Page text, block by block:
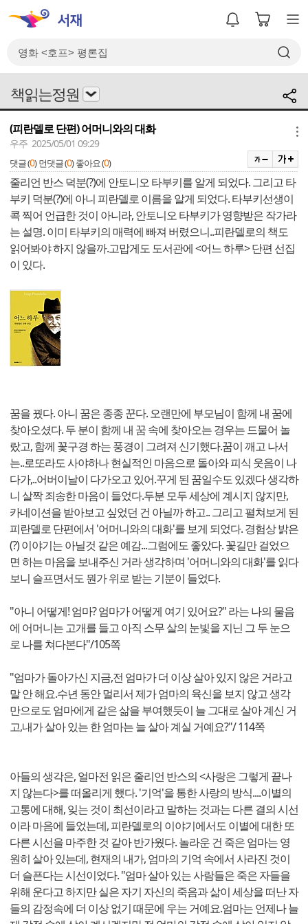
책읽는정원
(피란델로 단편) 어머니와의 대화
우주 2025/05/01 09:29
댓글 (0) 먼댓글 (0) 좋아요 (0)
줄리언 반스 덕분(?)에 안토니오 타부키를 알게 되었다. 그리고 타
부키 덕분(?)에 아니 피란델로 이름을 알게 되었다. 타부키선생이
콕 찍어 언급한 것이 아니라, 안토니오 타부키가 영향받은 작가라
는 설명. 이미 타부키의 매력에 빠져 버렸으니..피란델로의 책도
읽어봐야 하지 않을까.고맙게도 도서관에 <어느 하루> 단편 선집
이 있다.
꿈을 꿨다. 아니 꿈은 종종 꾼다. 오랜만에 부모님이 함께 내 꿈에
찾아오셨다. 두 분이 함께 내 꿈 속에 찾아오는 경우는 드물어 놀
랐고, 함께 꽃구경 하는 풍경이 그려져 신기했다.꿈이 깨고 나서
는..로또라도 사야하나 현실적인 마음으로 돌아와 피식 웃음이 나
다가,..어버이날이 다가오고 있어.꾸게 된 꿈일수도 있겠다 생각하
니 살짝 죄송한 마음이 들었다.두분 모두 세상에 계시지 않지만,
카네이션을 받아보고 싶었던 건 아닐까 하고.. 그리고 펼쳐보게 된
피란델로 단편에서 '어머니와의 대화'를 보게 되었다. 경험상 밝은
(?) 이야기는 아닐것 같은 예감...그럼에도 좋았다. 꽃길만 걸었으
면 하는 마음을 보내주신 거라 생각하며 '어머니와의 대화'를 읽다
보니 슬프면서도 뭔가 위로 받는 기분이 들었다.
"아니 어떻게! 엄마? 엄마가 어떻게 여기 있어요?" 라는 나의 물음
에 어머니는 고개를 들고 아직 스무 살의 눈빛을 지닌 그 두 눈으
로 나를 쳐다본다"/105쪽
"엄마가 돌아가신 지금,전 엄마가 더 이상 살아 있지 않은 거라고
말 안 해요.수년 동안 멀리서 제가 엄마의 육신을 보지 않고 생각
만으로도 엄마에게 같은 삶을 부여했듯이 늘 그대로 살아 계신 거
고,내가 살아 있는 한 엄마는 늘 살아 계실 거예요?"/ 114쪽
아들의 생각은, 얼마전 읽은 줄리언 반스의 <사랑은 그렇게 끝나
지 않는다>를 떠올리게 했다. '기억'을 통한 사랑의 방식....이별의
고통에 대해, 잊는 것이 최선이라고 말하는 것과는 다른 결의 시선
이라 마음에 들었는데, 피란델로의 이야기에서도 이별에 대한 또
다른 시선을 마주한 것 같아 반가웠다. 놀라운 건 죽은 엄마는 영
원히 살아 있는데, 현재의 내가, 엄마의 기억 속에서 사라진 것이
더 슬픈다는 시선이었다. "엄마 살아 있는 사람들은 죽은 자들을
위해 운다고 하지만 실은 자기 자신의 죽음과 삶이 세상을 떠난 자
들의 감정속에 더 이상 없기 때문에 우는 거예요.엄마는 언제나 늘